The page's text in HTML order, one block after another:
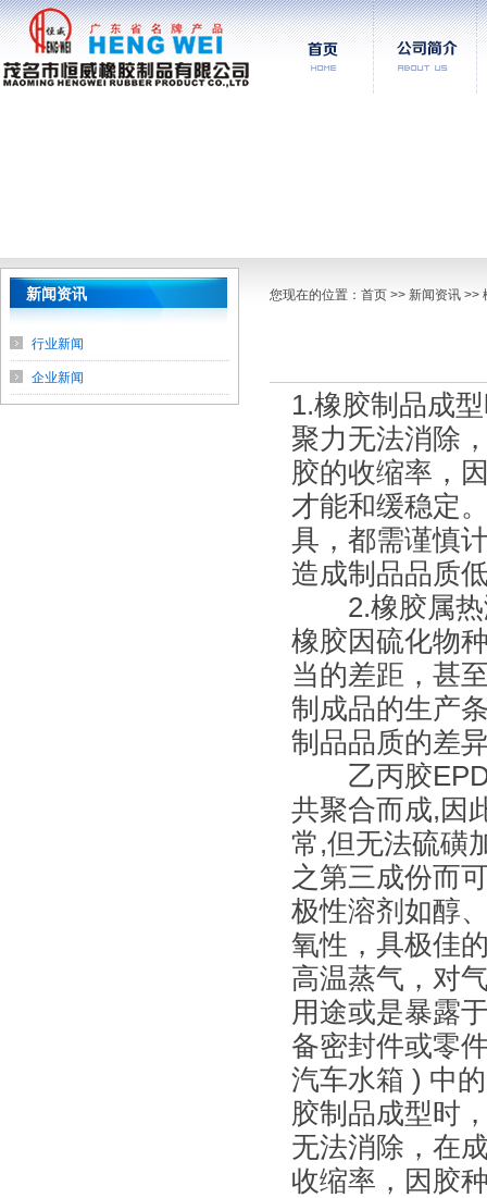
新闻资讯
行业新闻
企业新闻
您现在的位置： 首页 >> 新闻资讯 >>
1.橡胶制品成
聚力无法消除
胶的收缩率，
才能和缓稳定
具，都需谨慎
造成制品品质
2.橡胶属热
橡胶因硫化物
当的差距，甚
制成品的生产
制品品质的差
乙丙胶
共聚合而成,因
常,但无法硫磺
之第三成份而
极性溶剂如醇
氧性，具极佳
高温蒸气，对
用途或是暴露
备密封件或零
汽车水箱 ) 中
胶制品成型时
无法消除，在
收缩率，因胶